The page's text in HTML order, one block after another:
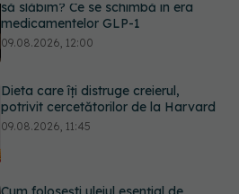
Dieta care îți distruge creierul,
potrivit cercetătorilor de la Harvard
Cum folosești uleiul esențial de